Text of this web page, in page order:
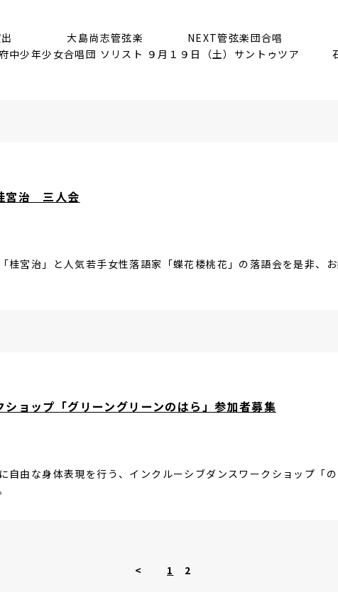
出 大島尚志管弦楽 NEXT管弦楽団合唱
少年少女合唱団 ソリスト ９月１９日（土）サントゥツア
宮治 三人会
桂宮治」と人気若手女性落語家「蝶花楼桃花」の落語会を是非、
ョップ「グリーングリーンのはら」参加者募集
自由な身体表現を行う、インクルーシブダンスワークショップ「
< 1 2